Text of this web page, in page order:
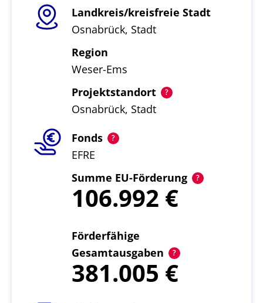
Landkreis/kreisfreie Stadt
Osnabrück, Stadt
Region
Weser-Ems
Projektstandort
Osnabrück, Stadt
Fonds
EFRE
Summe EU-Förderung
106.992
Förderfähige
Gesamtausgaben
381.005